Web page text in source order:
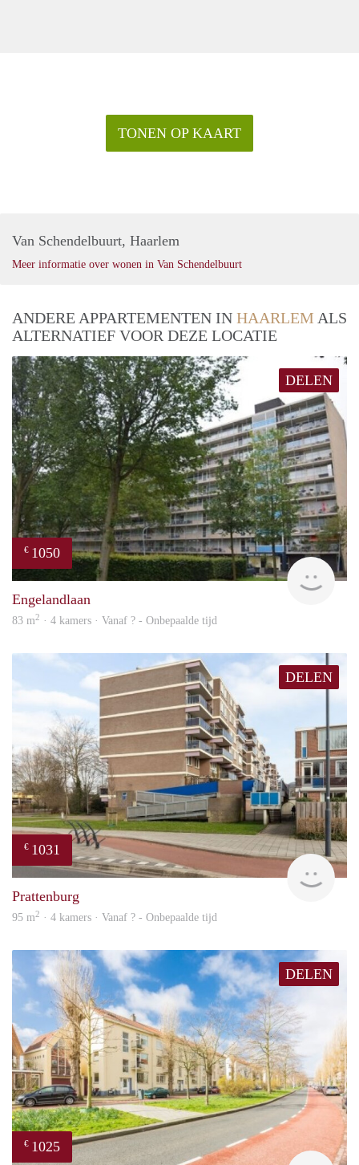
TONEN OP KAART
Van Schendelbuurt, Haarlem
Meer informatie over wonen in Van Schendelbuurt
ANDERE APPARTEMENTEN IN HAARLEM ALS
ALTERNATIEF VOOR DEZE LOCATIE
DELEN
€ 1050
rent
Engelandlaan
83 m2 · 4 kamers · Vanaf ? - Onbepaalde tijd
DELEN
€ 1031
Prattenburg
95 m2 · 4 kamers · Vanaf ? - Onbepaalde tijd
DELEN
€ 1025